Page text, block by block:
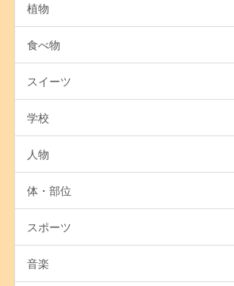
植物
食べ物
スイーツ
学校
人物
体・部位
スポーツ
音楽